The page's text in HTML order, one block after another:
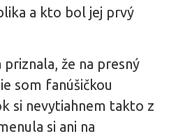
a kto bol jej prvý
že na presný
som fanúšičkou
si nevytiahnem takto z
si ani na